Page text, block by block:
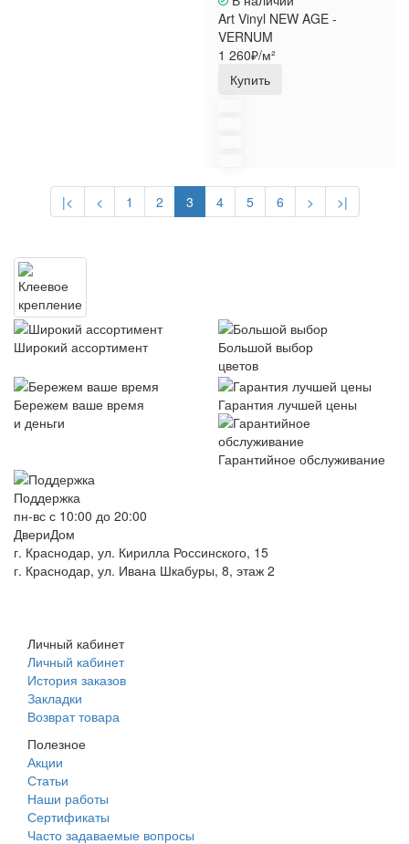
Art Vinyl NEW AGE -
VERNUM
1 260₽/м²
Купить
|< < 1 2 3 4 5 6 > >|
Широкий ассортимент
Большой выбор
цветов
Бережем ваше время
и деньги
Гарантия лучшей цены
Гарантийное обслуживание
Поддержка
пн-вс с 10:00 до 20:00
ДвериДом
г. Краснодар, ул. Кирилла Россинского, 15
г. Краснодар, ул. Ивана Шкабуры, 8, этаж 2
Личный кабинет
Личный кабинет
История заказов
Закладки
Возврат товара
Полезное
Акции
Статьи
Наши работы
Сертификаты
Часто задаваемые вопросы